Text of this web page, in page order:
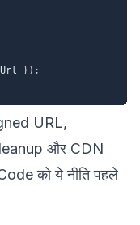
} ) ;
URL,
और CDN
को ये नीति पहले